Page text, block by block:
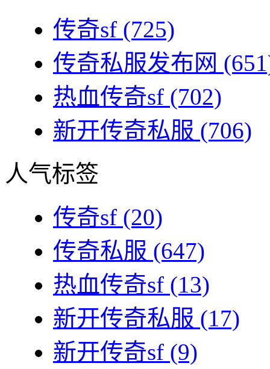
传奇sf (725)
传奇私服发布网
热血传奇sf (702)
新开传奇私服 (706)
人气标签
传奇sf (20)
传奇私服 (647)
热血传奇sf (13)
新开传奇私服 (17)
新开传奇sf (9)